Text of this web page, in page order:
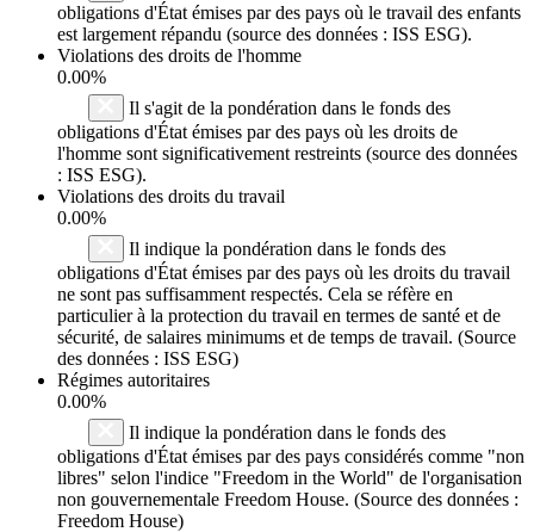
obligations d'État émises par des pays où le travail des enfants
est largement répandu (source des données : ISS ESG).
Violations des droits de l'homme
0.00%
Il s'agit de la pondération dans le fonds des
obligations d'État émises par des pays où les droits de
l'homme sont significativement restreints (source des données
: ISS ESG).
Violations des droits du travail
0.00%
Il indique la pondération dans le fonds des
obligations d'État émises par des pays où les droits du travail
ne sont pas suffisamment respectés. Cela se réfère en
particulier à la protection du travail en termes de santé et de
sécurité, de salaires minimums et de temps de travail. (Source
des données : ISS ESG)
Régimes autoritaires
0.00%
Il indique la pondération dans le fonds des
obligations d'État émises par des pays considérés comme "non
libres" selon l'indice "Freedom in the World" de l'organisation
non gouvernementale Freedom House. (Source des données :
Freedom House)